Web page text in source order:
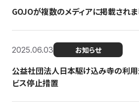
GOJOが複数のメディアに掲載され
2025.06.03 お知らせ
公益社団法人日本駆け込み寺の利
ビス停止措置